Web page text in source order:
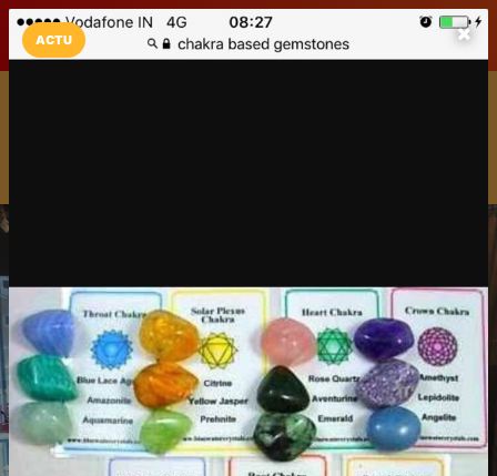
LaCarte LaCarte sur
Play Store
ACTU